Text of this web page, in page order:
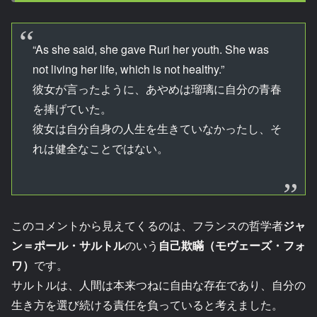
“As she said, she gave Ruri her youth. She was
not living her life, which is not healthy.”
彼女が言ったように、あやめは瑠璃に自分の青春
を捧げていた。
彼女は自分自身の人生を生きていなかったし、そ
れは健全なことではない。
このコメントから見えてくるのは、フランスの哲学者ジャ
ン＝ポール・サルトルのいう 自己欺瞞（モヴェーズ・フォ
ワ） です。
サルトルは、人間は本来つねに自由な存在であり、自分の
生き方を選び続ける責任を負っていると考えました。